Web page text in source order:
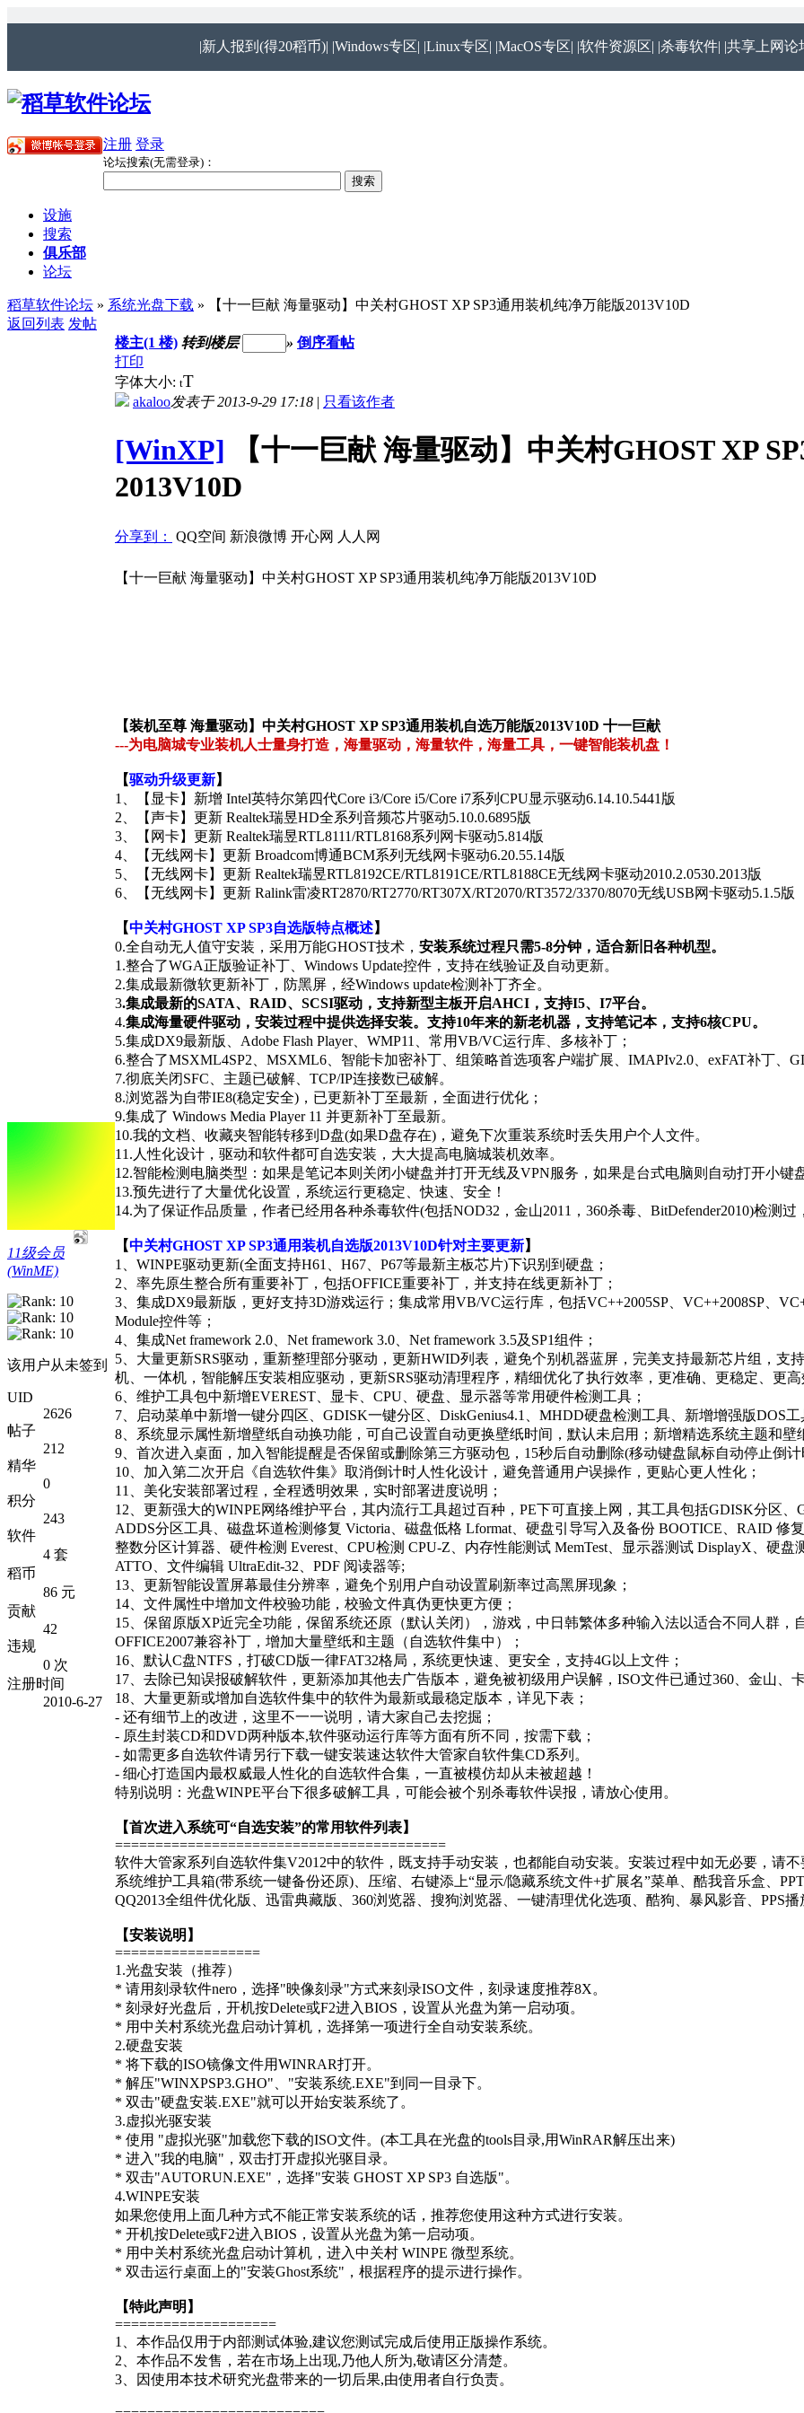
|新人报到(得20稻币)| |Windows专区| |Linux专区| |MacOS专区| |软件资源区| |杀毒软件| |共享上网论
注册 登录
论坛搜索(无需登录)：
设施
搜索
俱乐部
论坛
稻草软件论坛 » 系统光盘下载 » 【十一巨献 海量驱动】中关村GHOST XP SP3通用装机纯净万能版2013V10D
返回列表 发帖
11级会员
(WinME)
该用户从未签到
UID
2626
帖子
212
精华
0
积分
243
软件
4 套
稻币
86 元
贡献
42
违规
0 次
注册时间
2010-6-27
楼主(1 楼) 转到楼层 » 倒序看帖
打印
字体大小: tT
akaloo发表于 2013-9-29 17:18 | 只看该作者
[WinXP] 【十一巨献 海量驱动】中关村GHOST XP
2013V10D
分享到： QQ空间 新浪微博 开心网 人人网
【十一巨献 海量驱动】中关村GHOST XP SP3通用装机纯净万能版2013V10D
【装机至尊 海量驱动】中关村GHOST XP SP3通用装机自选万能版2013V10D 十一巨献
---为电脑城专业装机人士量身打造，海量驱动，海量软件，海量工具，一键智能装机盘！
【驱动升级更新】
1、【显卡】新增 Intel英特尔第四代Core i3/Core i5/Core i7系列CPU显示驱动6.14.10.5441版
2、【声卡】更新 Realtek瑞昱HD全系列音频芯片驱动5.10.0.6895版
3、【网卡】更新 Realtek瑞昱RTL8111/RTL8168系列网卡驱动5.814版
4、【无线网卡】更新 Broadcom博通BCM系列无线网卡驱动6.20.55.14版
5、【无线网卡】更新 Realtek瑞昱RTL8192CE/RTL8191CE/RTL8188CE无线网卡驱动2010.2.0530.2013版
6、【无线网卡】更新 Ralink雷凌RT2870/RT2770/RT307X/RT2070/RT3572/3370/8070无线USB网卡驱动5.1.5版
【中关村GHOST XP SP3自选版特点概述】
0.全自动无人值守安装，采用万能GHOST技术， 安装系统过程只需5-8分钟，适合新旧各种机型。
1.整合了WGA正版验证补丁、Windows Update控件，支持在线验证及自动更新。
2.集成最新微软更新补丁，防黑屏，经Windows update检测补丁齐全。
3.集成最新的SATA、RAID、SCSI驱动，支持新型主板开启AHCI，支持I5、I7平台。
4.集成海量硬件驱动，安装过程中提供选择安装。支持10年来的新老机器，支持笔记本，支持6核CPU。
5.集成DX9最新版、Adobe Flash Player、WMP11、常用VB/VC运行库、多核补丁；
6.整合了MSXML4SP2、MSXML6、智能卡加密补丁、组策略首选项客户端扩展、IMAPIv2.0、exFAT补丁、
7.彻底关闭SFC、主题已破解、TCP/IP连接数已破解。
8.浏览器为自带IE8(稳定安全)，已更新补丁至最新，全面进行优化；
9.集成了 Windows Media Player 11 并更新补丁至最新。
10.我的文档、收藏夹智能转移到D盘(如果D盘存在)，避免下次重装系统时丢失用户个人文件。
11.人性化设计，驱动和软件都可自选安装，大大提高电脑城装机效率。
12.智能检测电脑类型：如果是笔记本则关闭小键盘并打开无线及VPN服务，如果是台式电脑则自动打开小键盘
13.预先进行了大量优化设置，系统运行更稳定、快速、安全！
14.为了保证作品质量，作者已经用各种杀毒软件(包括NOD32，金山2011，360杀毒、BitDefender2010)检测过
【中关村GHOST XP SP3通用装机自选版2013V10D针对主要更新】
1、WINPE驱动更新(全面支持H61、H67、P67等最新主板芯片)下识别到硬盘；
2、率先原生整合所有重要补丁，包括OFFICE重要补丁，并支持在线更新补丁；
3、集成DX9最新版，更好支持3D游戏运行；集成常用VB/VC运行库，包括VC++2005SP、VC++2008SP、
Module控件等；
4、集成Net framework 2.0、Net framework 3.0、Net framework 3.5及SP1组件；
5、大量更新SRS驱动，重新整理部分驱动，更新HWID列表，避免个别机器蓝屏， 完美支持最新芯片组 ，支
机、一体机，智能解压安装相应驱动，更新SRS驱动清理程序，精细优化了执行效率，更准确、更稳定、更高
6、维护工具包中新增EVEREST、显卡、CPU、硬盘、显示器等常用硬件检测工具；
7、启动菜单中新增一键分四区、GDISK一键分区、DiskGenius4.1、MHDD硬盘检测工具、新增增强版DOS工
8、系统显示属性新增壁纸自动换功能，可自己设置自动更换壁纸时间，默认未启用；新增精选系统主题和壁
9、首次进入桌面，加入智能提醒是否保留或删除第三方驱动包，15秒后自动删除(移动键盘鼠标自动停止倒计
10、加入第二次开启《自选软件集》取消倒计时人性化设计，避免普通用户误操作，更贴心更人性化；
11、美化安装部署过程，全程透明效果，实时部署进度说明；
12、更新强大的WINPE网络维护平台，其内流行工具超过百种，PE下可直接上网，其工具包括GDISK分区、
ADDS分区工具、磁盘坏道检测修复 Victoria、磁盘低格 Lformat、硬盘引导写入及备份 BOOTICE、RAID 修
整数分区计算器、硬件检测 Everest、CPU检测 CPU-Z、内存性能测试 MemTest、显示器测试 DisplayX、硬
ATTO、文件编辑 UltraEdit-32、PDF 阅读器等;
13、更新智能设置屏幕最佳分辨率，避免个别用户自动设置刷新率过高黑屏现象；
14、文件属性中增加文件校验功能，校验文件真伪更快更方便；
15、保留原版XP近完全功能，保留系统还原（默认关闭），游戏，中日韩繁体多种输入法以适合不同人群，
OFFICE2007兼容补丁，增加大量壁纸和主题（自选软件集中）；
16、默认C盘NTFS，打破CD版一律FAT32格局，系统更快速、更安全，支持4G以上文件；
17、去除已知误报破解软件，更新添加其他去广告版本，避免被初级用户误解，ISO文件已通过360、金山、
18、大量更新或增加自选软件集中的软件为最新或最稳定版本，详见下表；
- 还有细节上的改进，这里不一一说明，请大家自己去挖掘；
- 原生封装CD和DVD两种版本,软件驱动运行库等方面有所不同，按需下载；
- 如需更多自选软件请另行下载一键安装速达软件大管家自软件集CD系列。
- 细心打造国内最权威最人性化的自选软件合集，一直被模仿却从未被超越！
特别说明：光盘WINPE平台下很多破解工具，可能会被个别杀毒软件误报，请放心使用。
【首次进入系统可“自选安装”的常用软件列表】
=========================================
软件大管家系列自选软件集V2012中的软件，既支持手动安装，也都能自动安装。安装过程中如无必要，请不
系统维护工具箱(带系统一键备份还原)、压缩、右键添上“显示/隐藏系统文件+扩展名”菜单、酷我音乐盒、
QQ2013全组件优化版、迅雷典藏版、360浏览器、搜狗浏览器、一键清理优化选项、酷狗、暴风影音、PPS播
【安装说明】
==================
1.光盘安装（推荐）
* 请用刻录软件nero，选择"映像刻录"方式来刻录ISO文件，刻录速度推荐8X。
* 刻录好光盘后，开机按Delete或F2进入BIOS，设置从光盘为第一启动项。
* 用中关村系统光盘启动计算机，选择第一项进行全自动安装系统。
2.硬盘安装
* 将下载的ISO镜像文件用WINRAR打开。
* 解压"WINXPSP3.GHO"、"安装系统.EXE"到同一目录下。
* 双击"硬盘安装.EXE"就可以开始安装系统了。
3.虚拟光驱安装
* 使用 "虚拟光驱"加载您下载的ISO文件。(本工具在光盘的tools目录,用WinRAR解压出来)
* 进入"我的电脑"，双击打开虚拟光驱目录。
* 双击"AUTORUN.EXE"，选择"安装 GHOST XP SP3 自选版"。
4.WINPE安装
如果您使用上面几种方式不能正常安装系统的话，推荐您使用这种方式进行安装。
* 开机按Delete或F2进入BIOS，设置从光盘为第一启动项。
* 用中关村系统光盘启动计算机，进入中关村 WINPE 微型系统。
* 双击运行桌面上的"安装Ghost系统"，根据程序的提示进行操作。
【特此声明】
====================
1、本作品仅用于内部测试体验,建议您测试完成后使用正版操作系统。
2、本作品不发售，若在市场上出现,乃他人所为,敬请区分清楚。
3、因使用本技术研究光盘带来的一切后果,由使用者自行负责。